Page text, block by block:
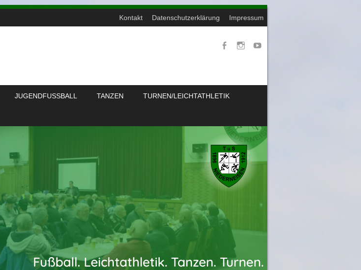
Kontakt Datenschutzerklärung Impressum
JUGENDFUSSBALL TANZEN TURNEN/LEICHTATHLETIK